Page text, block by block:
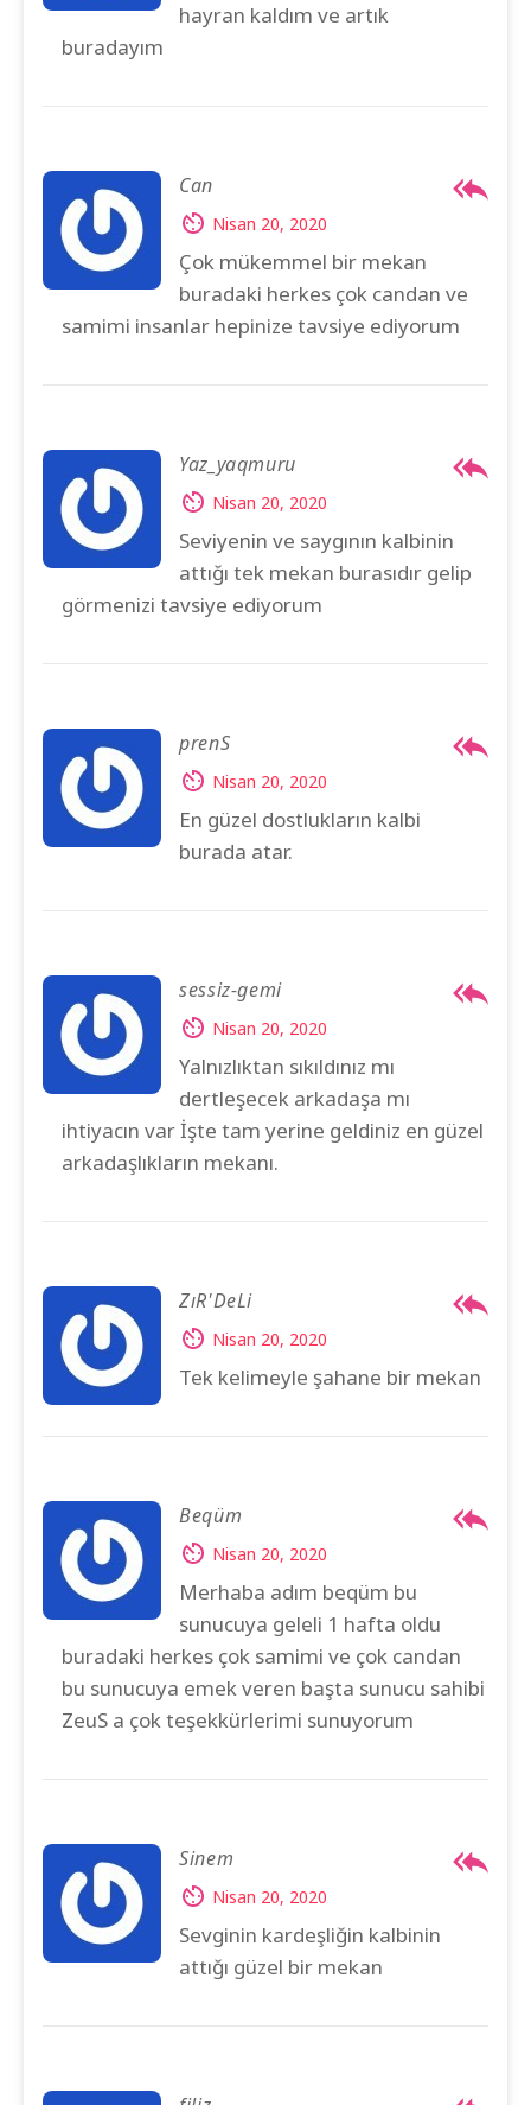
hayran kaldım ve artık
buradayım
Can
Nisan 20, 2020
Çok mükemmel bir mekan
buradaki herkes çok candan ve
samimi insanlar hepinize tavsiye ediyorum
Yaz_yaqmuru
Nisan 20, 2020
Seviyenin ve saygının kalbinin
attığı tek mekan burasıdır gelip
görmenizi tavsiye ediyorum
prenS
Nisan 20, 2020
En güzel dostlukların kalbi
burada atar.
sessiz-gemi
Nisan 20, 2020
Yalnızlıktan sıkıldınız mı
dertleşecek arkadaşa mı
ihtiyacın var İşte tam yerine geldiniz en güzel
arkadaşlıkların mekanı.
ZıR'DeLi
Nisan 20, 2020
Tek kelimeyle şahane bir mekan
Beqüm
Nisan 20, 2020
Merhaba adım beqüm bu
sunucuya geleli 1 hafta oldu
buradaki herkes çok samimi ve çok candan
bu sunucuya emek veren başta sunucu sahibi
ZeuS a çok teşekkürlerimi sunuyorum
Sinem
Nisan 20, 2020
Sevginin kardeşliğin kalbinin
attığı güzel bir mekan